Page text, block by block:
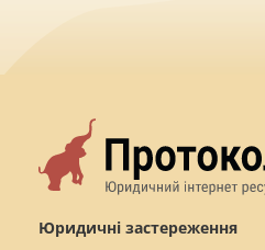
Юридичні застереження